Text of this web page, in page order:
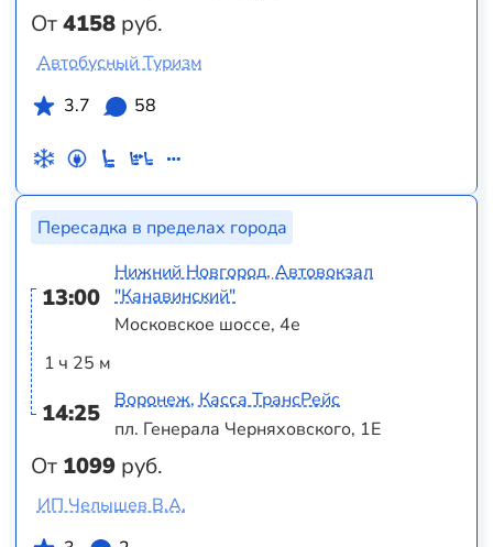
От4158 руб.
Автобусный Туризм
3.7
58
Пересадка в пределах города
13:00
1 ч 25 м
14:25
От 1099 руб.
Нижний Новгород, Автовокзал
"Канавинский"
Московское шоссе, 4е
Воронеж, Касса ТрансРейс
пл. Генерала Черняховского, 1Е
ИП Челышев В.А.